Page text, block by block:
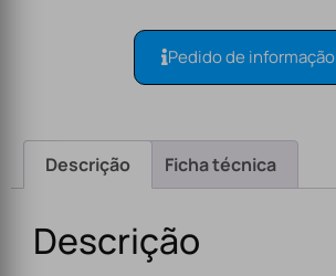
Pedido de informação
Descrição Ficha técnica
Descrição